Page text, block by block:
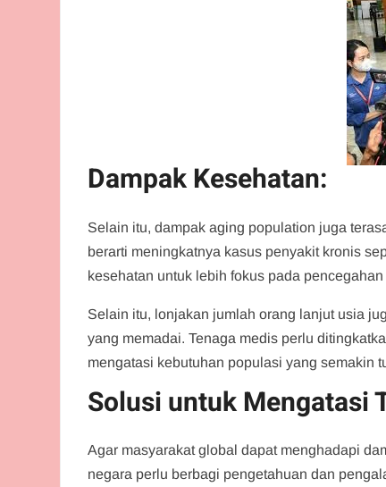
Dampak Kesehatan:
Selain itu, dampak aging population juga
berarti meningkatnya kasus penyakit kronis
kesehatan untuk lebih fokus pada
Selain itu, lonjakan jumlah orang lanjut usia
yang memadai. Tenaga medis perlu
mengatasi kebutuhan populasi yang semakin
Solusi untuk Mengatasi
Agar masyarakat global dapat menghadapi
negara perlu berbagi pengetahuan dan